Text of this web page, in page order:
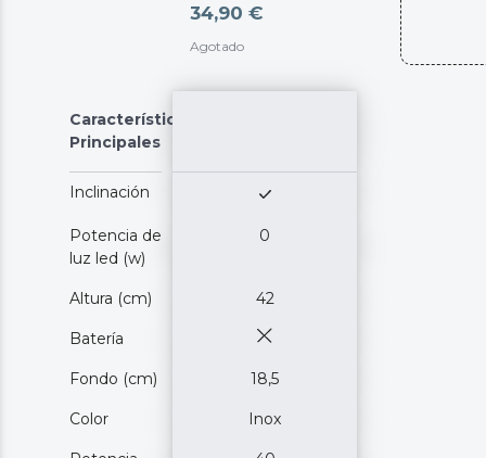
34,90 €
Agotado
Características
Principales
Inclinación
Potencia de
luz led (w)
0
Altura (cm) 42
Batería
Fondo (cm) 18,5
Color Inox